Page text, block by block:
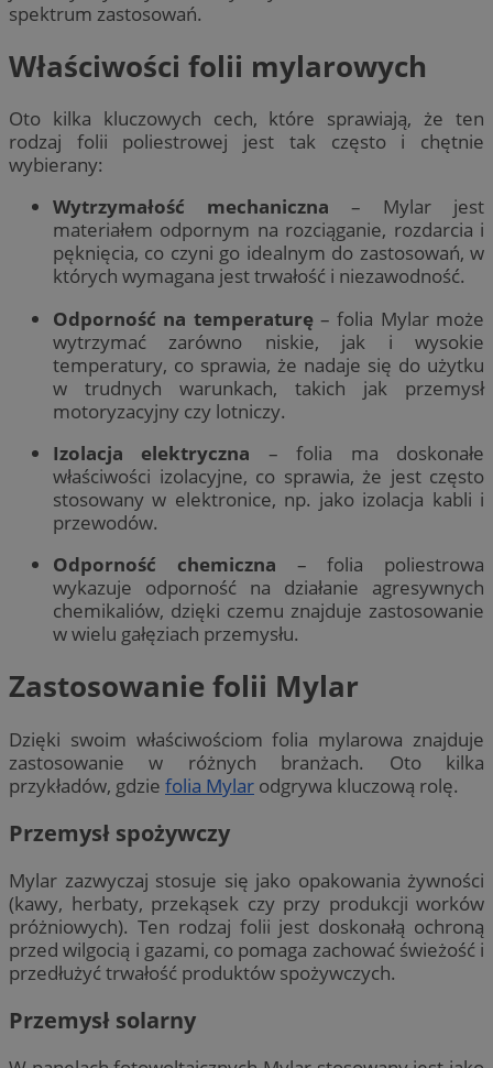
spektrum zastosowań.
Właściwości folii mylarowych
Oto kilka kluczowych cech, które sprawiają, że ten
rodzaj folii poliestrowej jest tak często i chętnie
wybierany:
Wytrzymałość mechaniczna – Mylar jest
materiałem odpornym na rozciąganie, rozdarcia i
pęknięcia, co czyni go idealnym do zastosowań, w
których wymagana jest trwałość i niezawodność.
Odporność na temperaturę– folia Mylar może
wytrzymać zarówno niskie, jak i wysokie
temperatury, co sprawia, że nadaje się do użytku
w trudnych warunkach, takich jak przemysł
motoryzacyjny czy lotniczy.
Izolacja elektryczna – folia ma doskonałe
właściwości izolacyjne, co sprawia, że jest często
stosowany w elektronice, np. jako izolacja kabli i
przewodów.
Odporność chemiczna – folia poliestrowa
wykazuje odporność na działanie agresywnych
chemikaliów, dzięki czemu znajduje zastosowanie
w wielu gałęziach przemysłu.
Zastosowanie folii Mylar
Dzięki swoim właściwościom folia mylarowa znajduje
zastosowanie w różnych branżach. Oto kilka
przykładów, gdzie folia Mylar odgrywa kluczową rolę.
Przemysł spożywczy
Mylar zazwyczaj stosuje się jako opakowania żywności
(kawy, herbaty, przekąsek czy przy produkcji worków
próżniowych). Ten rodzaj folii jest doskonałą ochroną
przed wilgocią i gazami, co pomaga zachować świeżość i
przedłużyć trwałość produktów spożywczych.
Przemysł solarny